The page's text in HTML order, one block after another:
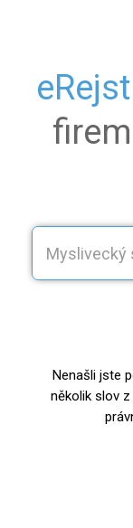
Nenašli jste
několik slov